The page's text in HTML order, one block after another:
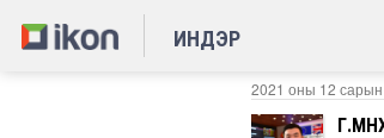
ИНДЭР
2021 оны 12